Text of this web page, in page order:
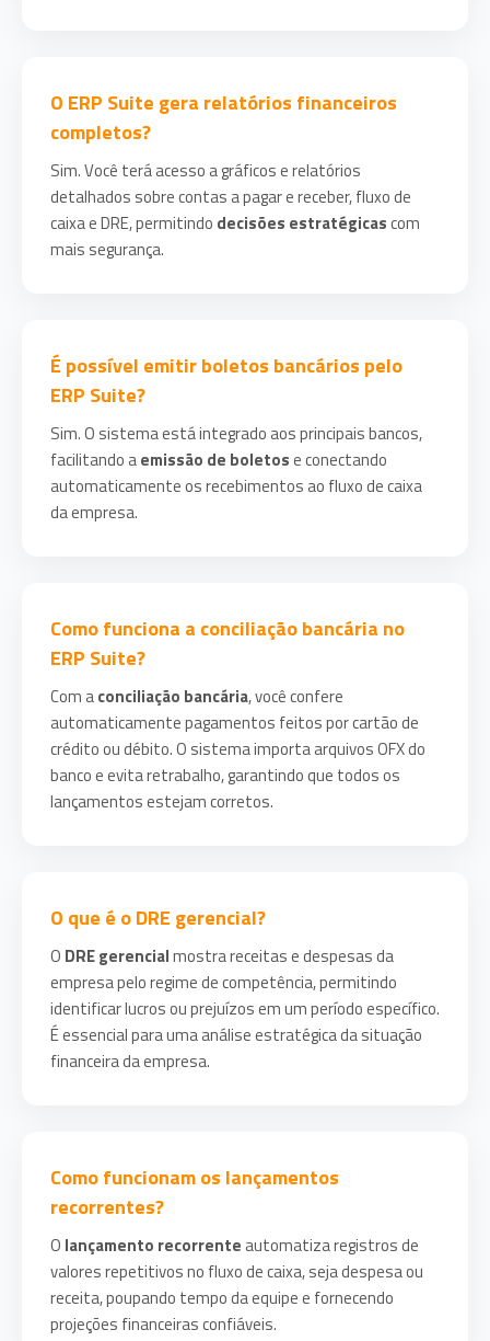
O ERP Suite gera relatórios financeiros
completos?
Sim. Você terá acesso a gráficos e relatórios
detalhados sobre contas a pagar e receber, fluxo de
caixa e DRE, permitindo decisões estratégicascom
mais segurança.
É possível emitir boletos bancários pelo
ERP Suite?
Sim. O sistema está integrado aos principais bancos,
facilitando aemissão de boletose conectando
automaticamente os recebimentos ao fluxo de caixa
da empresa.
Como funciona a conciliação bancária no
ERP Suite?
Com aconciliação bancária, você confere
automaticamente pagamentos feitos por cartão de
crédito ou débito. O sistema importa arquivos OFX do
banco e evita retrabalho, garantindo que todos os
lançamentos estejam corretos.
O que é o DRE gerencial?
O DRE gerencialmostra receitas e despesas da
empresa pelo regime de competência, permitindo
identificar lucros ou prejuízos em um período específico.
É essencial para uma análise estratégica da situação
financeira da empresa.
Como funcionam os lançamentos
recorrentes?
O lançamento recorrente automatiza registros de
valores repetitivos no fluxo de caixa, seja despesa ou
receita, poupando tempo da equipe e fornecendo
projeções financeiras confiáveis.